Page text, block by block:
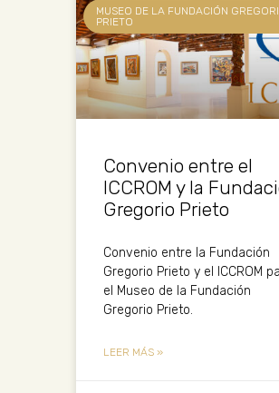
MUSEO DE LA FUNDACIÓN
PRIETO
Convenio entre el
ICCROM y la
Gregorio Prieto
Convenio entre la Fundación
Gregorio Prieto y el ICCROM
el Museo de la Fundación
Gregorio Prieto.
LEER MÁS »